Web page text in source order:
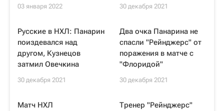
03 января 2022 30 декабря 2021
Русские в НХЛ: Панарин
поиздевался над
другом, Кузнецов
затмил Овечкина
30 декабря 2021
Два очка Панарина не
спасли "Рейнджерс" от
поражения в матче с
"Флоридой"
30 декабря 2021
Матч НХЛ
Тренер "Рейнджерс"